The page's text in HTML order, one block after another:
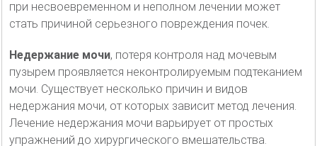
при несвоевременном и неполном лечении может
стать причиной серьезного повреждения почек.
Недержание мочи, потеря контроля над мочевым
пузырем проявляется неконтролируемым подтеканием
мочи. Существует несколько причин и видов
недержания мочи, от которых зависит метод лечения.
Лечение недержания мочи варьирует от простых
упражнений до хирургического вмешательства.